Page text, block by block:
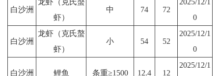
白沙洲
龙虾（克氏螯
虾）
中 74 72
2025/12/1
0
白沙洲
龙虾（克氏螯
虾）
小 54 52
2025/12/1
0
白沙洲 鲤鱼 条重≥1500 12.4 12
2025/12/1